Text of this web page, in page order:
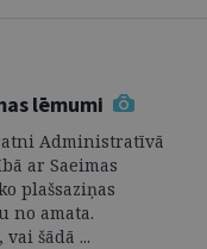
lēmumi
Administratīvā
ar Saeimas
plašsaziņas
no amata.
šādā ...